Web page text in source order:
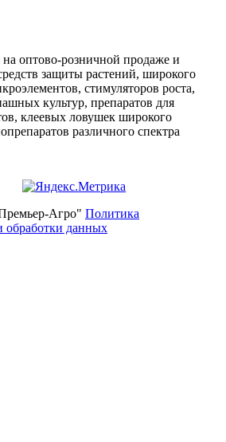
оптово-розничной продаже и
защиты растений, широкого
стимуляторов роста,
культур, препаратов для
клеевых ловушек широкого
различного спектра
Агро" Политика
обработки данных